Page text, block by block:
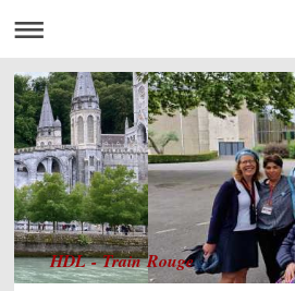
HDL - Train Rouge